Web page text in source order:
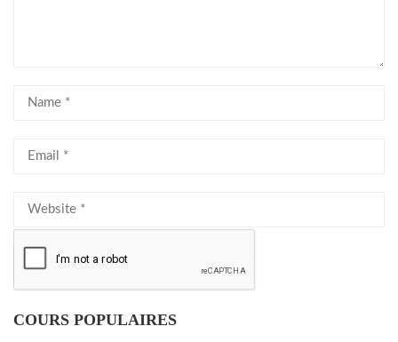
COURS POPULAIRES